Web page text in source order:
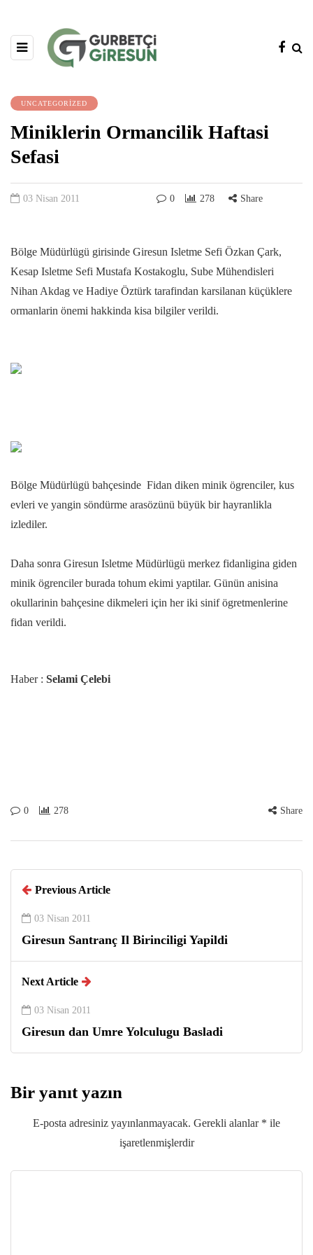
UNCATEGORIZED
Miniklerin Ormancilik Haftasi
Sefasi
03 Nisan 2011 0 278 Share
Bölge Müdürlügü girisinde Giresun Isletme Sefi Özkan Çark,
Kesap Isletme Sefi Mustafa Kostakoglu, Sube Mühendisleri
Nihan Akdag ve Hadiye Öztürk tarafindan karsilanan küçüklere
ormanlarin önemi hakkinda kisa bilgiler verildi.
Bölge Müdürlügü bahçesinde Fidan diken minik ögrenciler, kus
evleri ve yangin söndürme arasözünü büyük bir hayranlikla
izlediler.
Daha sonra Giresun Isletme Müdürlügü merkez fidanligina giden
minik ögrenciler burada tohum ekimi yaptilar. Günün anisina
okullarinin bahçesine dikmeleri için her iki sinif ögretmenlerine
fidan verildi.
Haber : Selami Çelebi
0 278 Share
Previous Article
03 Nisan 2011
Giresun Santranç Il Birinciligi Yapildi
Next Article
03 Nisan 2011
Giresun dan Umre Yolculugu Basladi
Bir yanıt yazın
E-posta adresiniz yayınlanmayacak. Gerekli alanlar * ile
işaretlenmişlerdir